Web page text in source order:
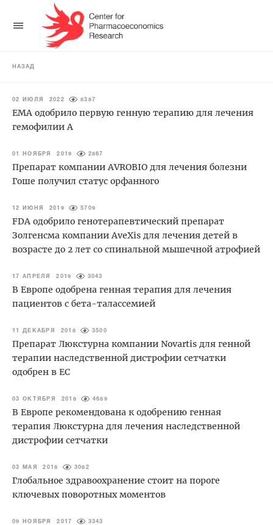
НАЗАД
02 ИЮЛЯ 2022 8387
EMA одобрило первую генную терапию для лечения
гемофилии А
01 НОЯБРЯ 2019 2867
Препарат компании AVROBIO для лечения болезни
Гоше получил статус орфанного
12 ИЮНЯ 2019 5709
FDA одобрило генотерапевтический препарат
Золгенсма компании AveXis для лечения детей в
возрасте до 2 лет со спинальной мышечной атрофией
17 АПРЕЛЯ 2019 3043
В Европе одобрена генная терапия для лечения
пациентов с бета-талассемией
11 ДЕКАБРЯ 2018 3500
Препарат Люкстурна компании Novartis для генной
терапии наследственной дистрофии сетчатки
одобрен в ЕС
03 ОКТЯБРЯ 2018 4689
В Европе рекомендована к одобрению генная
терапия Люкстурна для лечения наследственной
дистрофии сетчатки
03 МАЯ 2018 3082
Глобальное здравоохранение стоит на пороге
ключевых поворотных моментов
09 НОЯБРЯ 2017 3343